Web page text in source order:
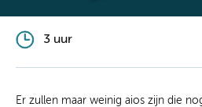
3 uur
Er zullen maar weinig aios zijn die